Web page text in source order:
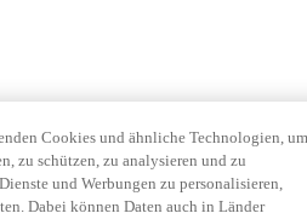
Cookies und ähnliche Technologien, um
zu schützen, zu analysieren und zu
und Werbungen zu personalisieren,
Dabei können Daten auch in Länder